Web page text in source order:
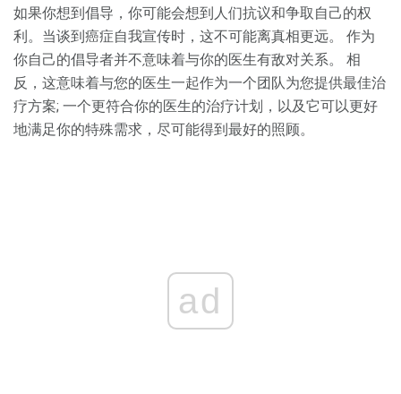
如果你想到倡导，你可能会想到人们抗议和争取自己的权
利。当谈到癌症自我宣传时，这不可能离真相更远。 作为
你自己的倡导者并不意味着与你的医生有敌对关系。 相
反，这意味着与您的医生一起作为一个团队为您提供最佳治
疗方案; 一个更符合你的医生的治疗计划，以及它可以更好
地满足你的特殊需求，尽可能得到最好的照顾。
ad